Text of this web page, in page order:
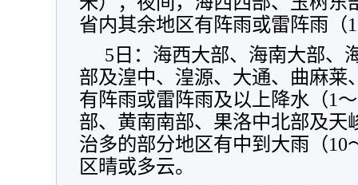
省内其余地区有阵雨或雷阵雨（
5日：海西大部、海南大部、
部及湟中、湟源、大通、曲麻莱
有阵雨或雷阵雨及以上降水（1
部、黄南南部、果洛中北部及天
治多的部分地区有中到大雨（10
区晴或多云。